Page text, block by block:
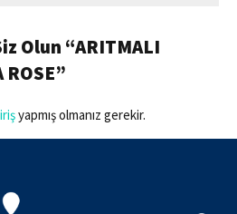
Olun “ARITMALI
ROSE”
yapmış olmanız gerekir.